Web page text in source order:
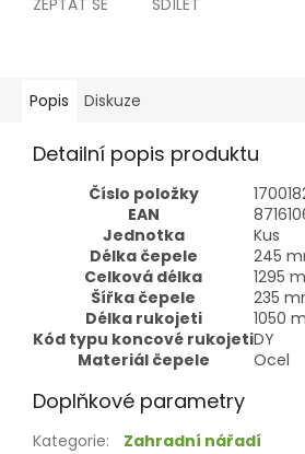
ZEPTAT SE SDÍLET
Popis Diskuze
Detailní popis produktu
Číslo položky
EAN
Jednotka
Kus
Délka čepele
245
Celková délka
1295
Šířka čepele
235
Délka rukojeti
1050
Kód typu koncové rukojetiDY
Materiál čepele
Ocel
Doplňkové parametry
Kategorie:
Zahradní nářadí